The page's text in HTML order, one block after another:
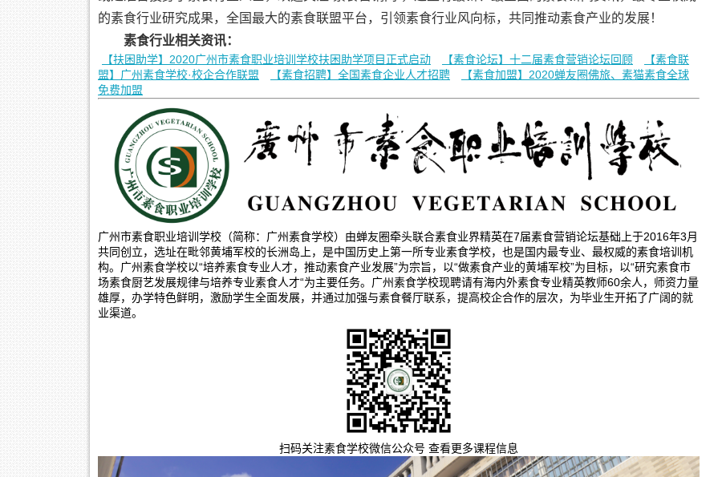
的素食行业研究成果，全国最大的素食联盟平台，引领素食行业风向标，共同推动素食产业的发展！
素食行业相关资讯：
【扶困助学】2020广州市素食职业培训学校扶困助学项目正式启动 【素食论坛】十二届素食营销论坛回顾
【素食联
盟】广州素食学校·校企合作联盟
【素食招聘】全国素食企业人才招聘
【素食加盟】2020蝉友圈佛旅、素猫素食全球
免费加盟
广州市素食职业培训学校（简称：广州素食学校）由蝉友圈牵头联合素食业界精英在7届素食营销论坛基础上于2016年3月
共同创立，选址在毗邻黄埔军校的长洲岛上，是中国历史上第一所专业素食学校，也是国内最专业、最权威的素食培训机
构。广州素食学校以“培养素食专业人才，推动素食产业发展”为宗旨，以“做素食产业的黄埔军校”为目标，以“研究素食市
场素食厨艺发展规律与培养专业素食人才“为主要任务。广州素食学校现聘请有海内外素食专业精英教师60余人，师资力量
雄厚，办学特色鲜明，激励学生全面发展，并通过加强与素食餐厅联系，提高校企合作的层次，为毕业生开拓了广阔的就
业渠道。
扫码关注素食学校微信公众号 查看更多课程信息